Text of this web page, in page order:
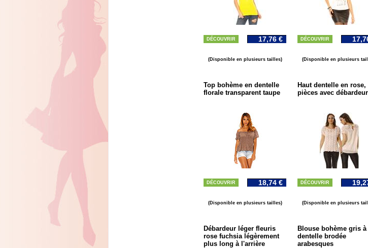
DÉCOUVRIR 17,76 €
(Disponible en plusieurs tailles)
DÉCOUVRIR
(Disponible en plusieurs
Top bohème en dentelle
florale transparent taupe
DÉCOUVRIR 18,74 €
(Disponible en plusieurs tailles)
Haut dentelle en rose,
pièces avec débardeur
DÉCOUVRIR
(Disponible en plusieurs
Débardeur léger fleuris
rose fuchsia légèrement
plus long à l'arrière
Blouse bohème gris à
dentelle brodée
arabesques